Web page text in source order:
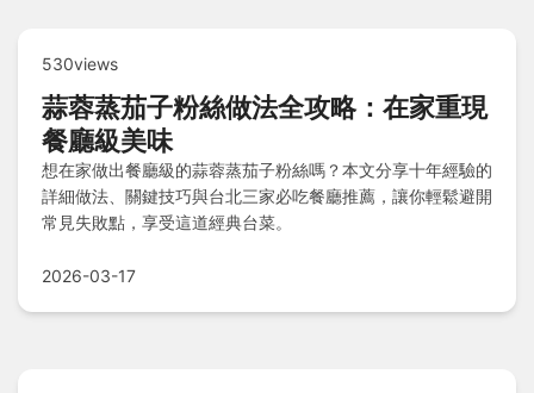
530views
蒜蓉蒸茄子粉絲做法全攻略：在家重現
餐廳級美味
想在家做出餐廳級的蒜蓉蒸茄子粉絲嗎？本文分享十年經驗的
詳細做法、關鍵技巧與台北三家必吃餐廳推薦，讓你輕鬆避開
常見失敗點，享受這道經典台菜。
2026-03-17